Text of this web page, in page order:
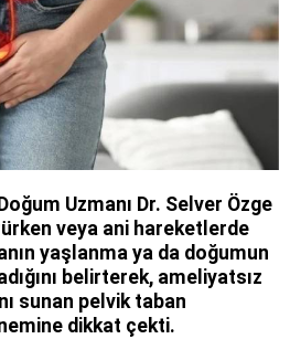
Uzmanı Dr. Selver Özge
veya ani hareketlerde
yaşlanma ya da doğumun
belirterek, ameliyatsız
sunan pelvik taban
dikkat çekti.